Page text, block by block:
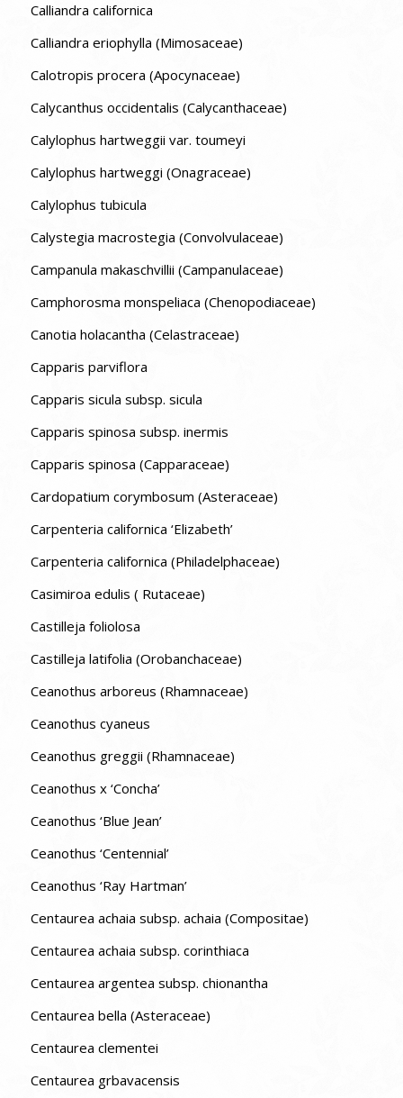
Calliandra californica
Calliandra eriophylla (Mimosaceae)
Calotropis procera (Apocynaceae)
Calycanthus occidentalis (Calycanthaceae)
Calylophus hartweggii var. toumeyi
Calylophus hartweggi (Onagraceae)
Calylophus tubicula
Calystegia macrostegia (Convolvulaceae)
Campanula makaschvillii (Campanulaceae)
Camphorosma monspeliaca (Chenopodiaceae)
Canotia holacantha (Celastraceae)
Capparis parviflora
Capparis sicula subsp. sicula
Capparis spinosa subsp. inermis
Capparis spinosa (Capparaceae)
Cardopatium corymbosum (Asteraceae)
Carpenteria californica ‘Elizabeth’
Carpenteria californica (Philadelphaceae)
Casimiroa edulis ( Rutaceae)
Castilleja foliolosa
Castilleja latifolia (Orobanchaceae)
Ceanothus arboreus (Rhamnaceae)
Ceanothus cyaneus
Ceanothus greggii (Rhamnaceae)
Ceanothus x ‘Concha’
Ceanothus ‘Blue Jean’
Ceanothus ‘Centennial’
Ceanothus ‘Ray Hartman’
Centaurea achaia subsp. achaia (Compositae)
Centaurea achaia subsp. corinthiaca
Centaurea argentea subsp. chionantha
Centaurea bella (Asteraceae)
Centaurea clementei
Centaurea grbavacensis